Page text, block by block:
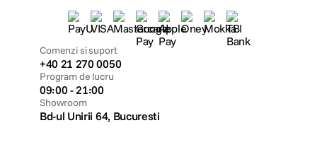
Comenzi si suport
+40 21 270 0050
Program de lucru
09:00 - 21:00
Showroom
Bd-ul Unirii 64, Bucuresti